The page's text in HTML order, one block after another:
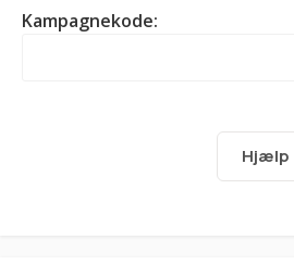
Kampagnekode:
Hjælp